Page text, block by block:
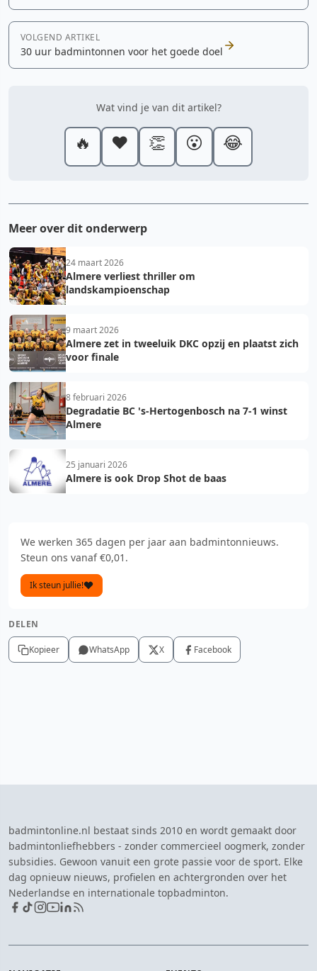
VOLGEND ARTIKEL
30 uur badmintonnen voor het goede doel
Wat vind je van dit artikel?
🔥 ❤️ 👏 😮 😂
Meer over dit onderwerp
24 maart 2026
Almere verliest thriller om
landskampioenschap
9 maart 2026
Almere zet in tweeluik DKC opzij en plaatst zich
voor finale
8 februari 2026
Degradatie BC 's-Hertogenbosch na 7-1 winst
Almere
25 januari 2026
Almere is ook Drop Shot de baas
We werken 365 dagen per jaar aan badmintonnieuws.
Steun ons vanaf €0,01.
Ik steun jullie!
DELEN
Kopieer WhatsApp X Facebook
badmintonline.nl bestaat sinds 2010 en wordt gemaakt door
badmintonliefhebbers - zonder commercieel oogmerk, zonder
subsidies. Gewoon vanuit een grote passie voor de sport. Elke
dag opnieuw nieuws, profielen en achtergronden over het
Nederlandse en internationale topbadminton.